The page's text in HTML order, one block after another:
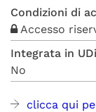
Condizioni di
Accesso
Integrata in
No
clicca qui